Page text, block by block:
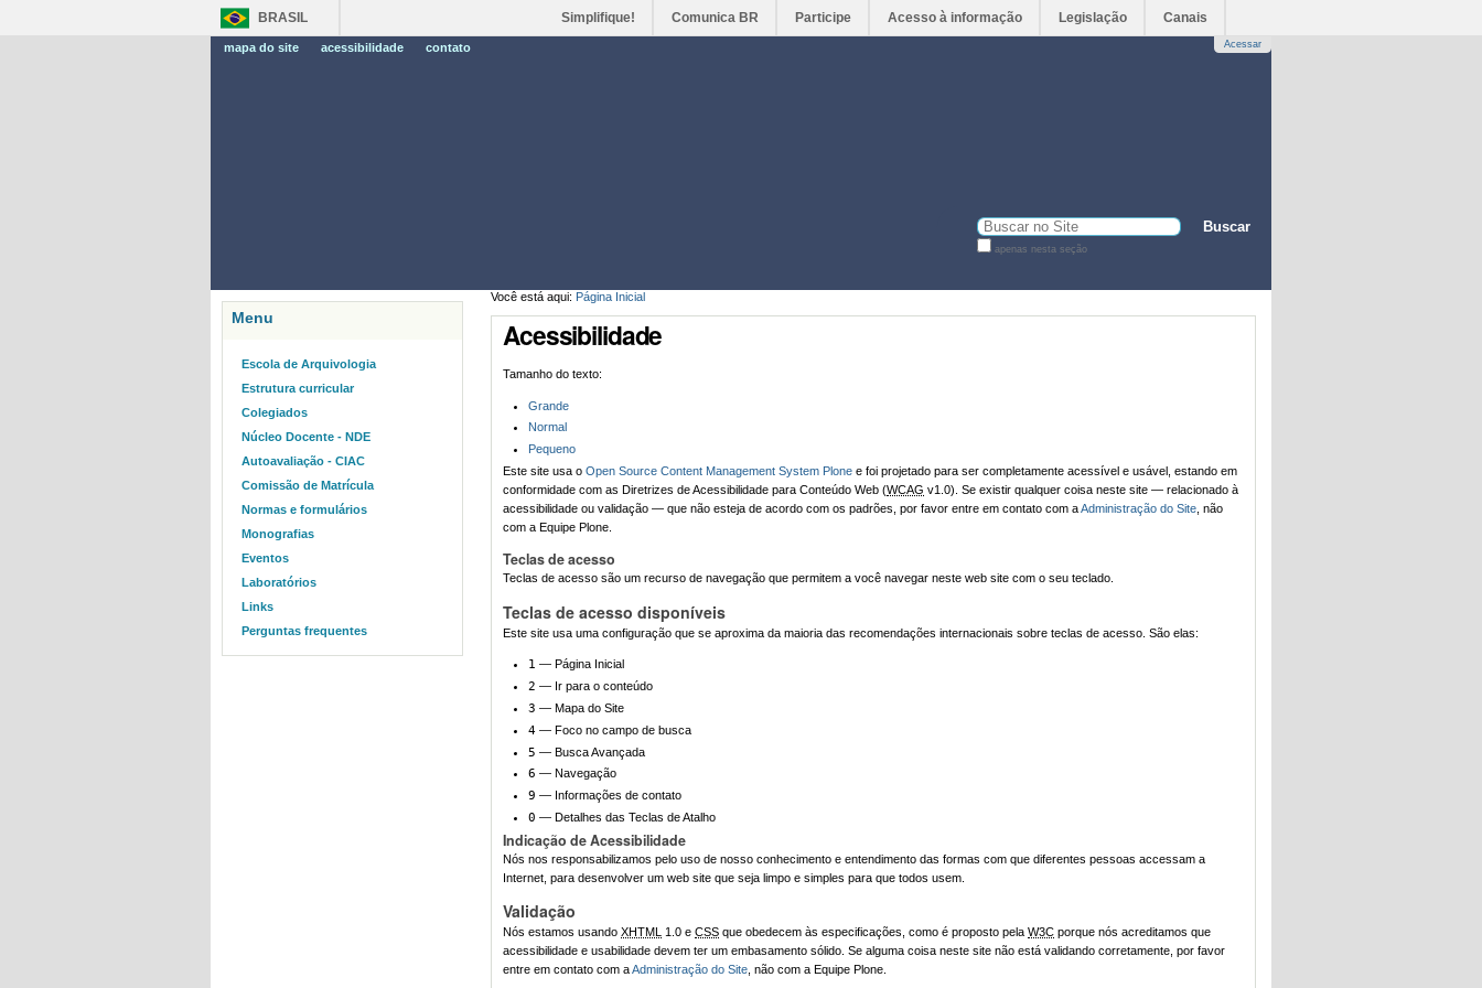
BRASIL Simplifique! Comunica BR Participe Acesso à informação Legislação Canais
mapa do site acessibilidade contato Acessar
Busca
apenas nesta seção
Você está aqui: Página Inicial
Acessibilidade
Tamanho do texto:
Grande
Normal
Pequeno
Este site usa oOpen Source Content Management System Plone e foi projetado para ser completamente acessível e usável, estando em
conformidade com as Diretrizes de Acessibilidade para Conteúdo Web (WCAG v1.0). Se existir qualquer coisa neste site — relacionado à
acessibilidade ou validação — que não esteja de acordo com os padrões, por favor entre em contato com aAdministração do Site , não
com a Equipe Plone.
Teclas de acesso
Teclas de acesso são um recurso de navegação que permitem a você navegar neste web site com o seu teclado.
Teclas de acesso disponíveis
Este site usa uma configuração que se aproxima da maioria das recomendações internacionais sobre teclas de acesso. São elas:
1 — Página Inicial
2 — Ir para o conteúdo
3 — Mapa do Site
4— Foco no campo de busca
5 — Busca Avançada
6 — Navegação
9 — Informações de contato
0 — Detalhes das Teclas de Atalho
Indicação de Acessibilidade
Nós nos responsabilizamos pelo uso de nosso conhecimento e entendimento das formas com que diferentes pessoas accessam a
Internet, para desenvolver um web site que seja limpo e simples para que todos usem.
Validação
Nós estamos usandoXHTML 1.0 eCSS que obedecem às especificações, como é proposto pelaW3C porque nós acreditamos que
acessibilidade e usabilidade devem ter um embasamento sólido. Se alguma coisa neste site não está validando corretamente, por favor
entre em contato com aAdministração do Site , não com a Equipe Plone.
Menu
Escola de Arquivologia
Estrutura curricular
Colegiados
Núcleo Docente - NDE
Autoavaliação - CIAC
Comissão de Matrícula
Normas e formulários
Monografias
Eventos
Laboratórios
Links
Perguntas frequentes